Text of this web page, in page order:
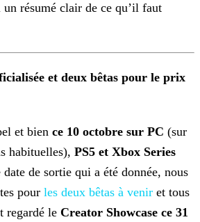
résumé clair de ce qu’il faut
et deux bêtas pour le prix
et bien ce 10 octobre sur PC (sur
habituelles), PS5 et Xbox Series
date de sortie qui a été donnée, nous
pour les deux bêtas à venir et tous
regardé le Creator Showcase ce 31